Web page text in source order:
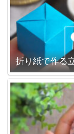
折り紙で作る